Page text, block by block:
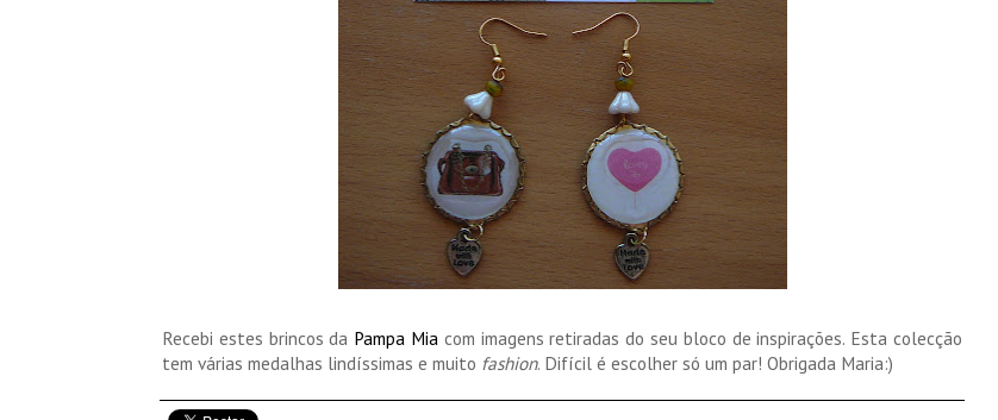
Recebi estes brincos da Pampa Mia com imagens retiradas do seu bloco de inspirações. Esta colecção
tem várias medalhas lindíssimas e muito fashion. Difícil é escolher só um par! Obrigada Maria:)